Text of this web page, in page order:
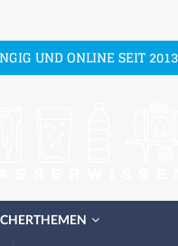
UND ONLINE SEIT 2013